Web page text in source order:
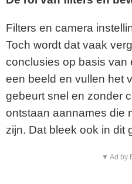
Filters en camera
Toch wordt dat vaak
conclusies op basis van
een beeld en vullen het
gebeurt snel en zonder
ontstaan aannames die
zijn. Dat bleek ook in dit
▼ Ad by